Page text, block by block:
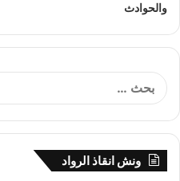
لدينا
اقرب ونش انقاذ سيارات
سعر بدون رسوم اضافية و
نقوم بتتبع جميعسيارات
يوجدونش انقاذ سيارات
الأسبوع.
نقوم بـإنقاذ السيارات
جميع سائقيأوناش الانقاذ
والحوادث
ونش انقاذ الرواد